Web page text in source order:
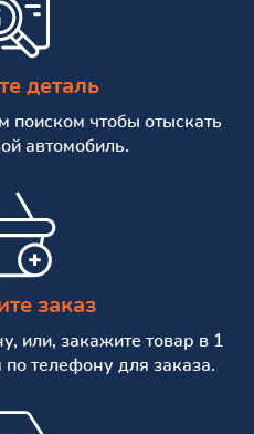
деталь
поиском чтобы отыскать
автомобиль.
заказ
или, закажите товар в 1
телефону для заказа.